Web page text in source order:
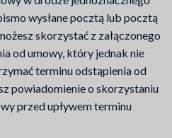
wysłane pocztą lub pocztą
skorzystać z załączonego
od umowy, który jednak nie
terminu odstąpienia od
powiadomienie o skorzystaniu
przed upływem terminu